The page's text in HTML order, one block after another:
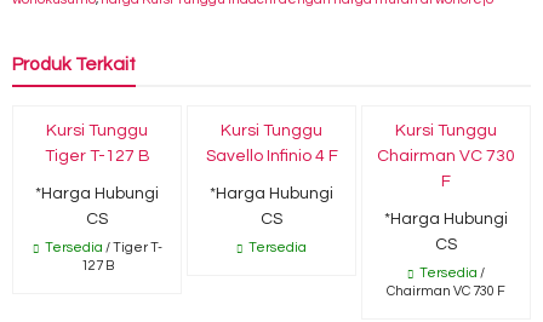
Produk Terkait
Kursi Tunggu
Tiger T-127 B
*Harga Hubungi
CS
Tersedia / Tiger T-
127 B
Kursi Tunggu
Savello Infinio 4 F
*Harga Hubungi
CS
Tersedia
Kursi Tunggu
Chairman VC 730
F
*Harga Hubungi
CS
Tersedia /
Chairman VC 730 F